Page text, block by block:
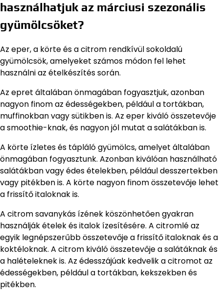
használhatjuk az márciusi szezonális
gyümölcsöket?
Az eper, a körte és a citrom rendkívül sokoldalú
gyümölcsök, amelyeket számos módon fel lehet
használni az ételkészítés során.
Az epret általában önmagában fogyasztjuk, azonban
nagyon finom az édességekben, például a tortákban,
muffinokban vagy sütikben is. Az eper kiváló összetevője
a smoothie-knak, és nagyon jól mutat a salátákban is.
A körte ízletes és tápláló gyümölcs, amelyet általában
önmagában fogyasztunk. Azonban kiválóan használható
salátákban vagy édes ételekben, például desszertekben
vagy pitékben is. A körte nagyon finom összetevője lehet
a frissítő italoknak is.
A citrom savanykás ízének köszönhetően gyakran
használják ételek és italok ízesítésére. A citromlé az
egyik legnépszerűbb összetevője a frissítő italoknak és a
koktéloknak. A citrom kiváló összetevője a salátáknak és
a halételeknek is. Az édesszájúak kedvelik a citromot az
édességekben, például a tortákban, kekszekben és
pitékben.